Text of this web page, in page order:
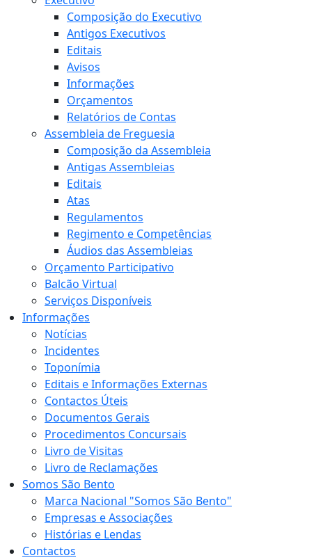
Composição do Executivo
Antigos Executivos
Editais
Avisos
Informações
Orçamentos
Relatórios de Contas
Assembleia de Freguesia
Composição da Assembleia
Antigas Assembleias
Editais
Atas
Regulamentos
Regimento e Competências
Áudios das Assembleias
Orçamento Participativo
Balcão Virtual
Serviços Disponíveis
Informações
Notícias
Incidentes
Toponímia
Editais e Informações Externas
Contactos Úteis
Documentos Gerais
Procedimentos Concursais
Livro de Visitas
Livro de Reclamações
Somos São Bento
Marca Nacional "Somos São Bento"
Empresas e Associações
Histórias e Lendas
Contactos